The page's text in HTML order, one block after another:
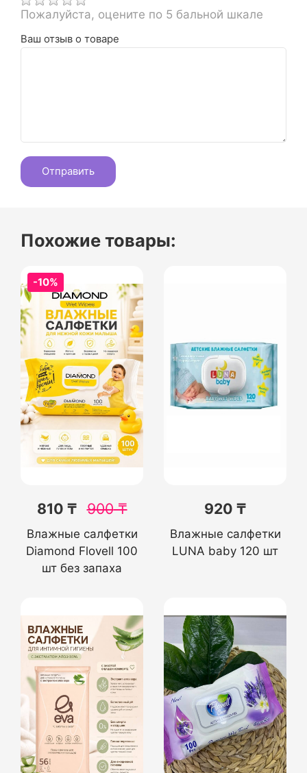
Пожалуйста, оцените по 5 бальной шкале
Ваш отзыв о товаре
Похожие товары:
-10%
810 ₸ 900₸
Влажные салфетки
Diamond Flovell 100
шт без запаха
920 ₸
Влажные салфетки
LUNA baby 120 шт